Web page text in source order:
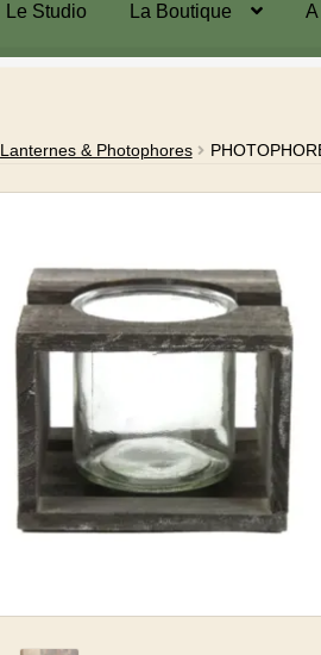
Le Studio La Boutique
Lanternes & Photophores